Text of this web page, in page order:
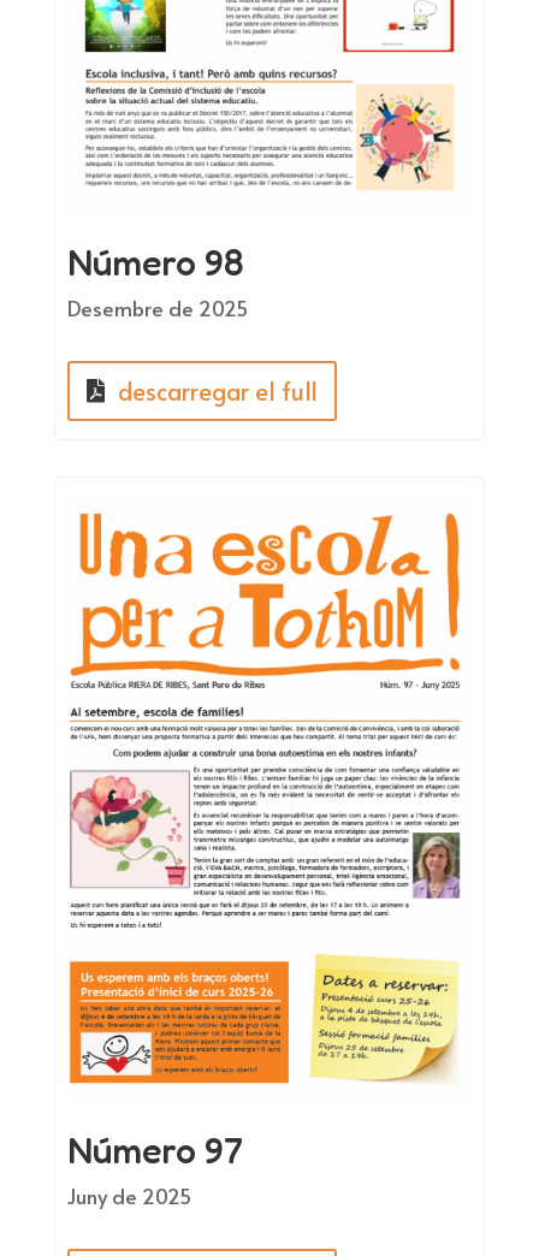
Número 98
Desembre de 2025
descarregar el full
Número 97
Juny de 2025